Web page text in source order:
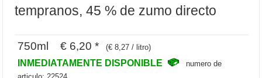
tempranos, 45 % de zumo directo
750ml € 6,20 * (€ 8,27 / litro)
INMEDIATAMENTE DISPONIBLE
numero de